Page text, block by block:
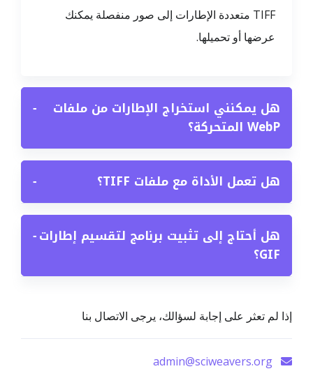
TIFF متعددة الإطارات إلى صور منفصلة يمكنك
عرضها أو تحميلها.
هل يمكنني استخراج الإطارات من ملفات
WebP المتحركة؟
−
هل تعمل الأداة مع ملفات TIFF؟ −
هل أحتاج إلى تثبيت برنامج لتقسيم إطارات
GIF؟
−
إذا لم تعثر على إجابة لسؤالك، يرجى الاتصال بنا